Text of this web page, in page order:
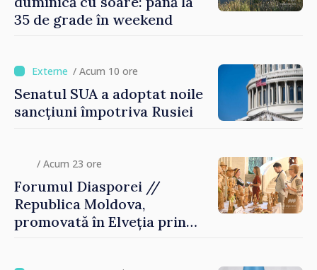
35 de grade în weekend
/ Acum 10 ore
Senatul SUA a adoptat noile
sancțiuni împotriva Rusiei
/ Acum 23 ore
Forumul Diasporei //
Republica Moldova,
promovată în Elveția prin